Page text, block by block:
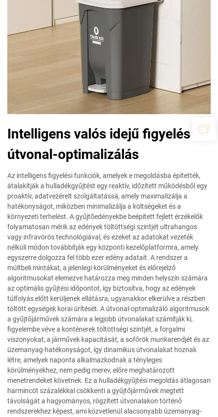
Intelligens valós idejű figyelés és
útvonal-optimalizálás
Az intelligens figyelési funkciók, amelyek e megoldásba építették,
átalakítják a hulladékgyűjtést egy reaktív, időzített működésből egy
proaktív, adatvezérelt szolgáltatássá, amely maximalizálja a
hatékonyságot, miközben minimalizálja a költségeket és a
környezeti terhelést. A gyűjtőedényekbe beépített fejlett érzékelők
folyamatosan mérik az edények töltöttségi szintjét ultrahangos
vagy infravörös technológiával, és ezeket az adatokat vezeték
nélküli módon továbbítják egy központi kezelőplatformra, amely
egyszerre dolgozza fel több ezer edény adatait. A rendszer a
múltbeli mintákat, a jelenlegi körülményeket és előrejelző
algoritmusokat elemezve határozza meg minden helyszín számára
az optimális gyűjtési időpontot, így biztosítva, hogy az edények
túlfolyás előtt kerüljenek ellátásra, ugyanakkor elkerülve a részben
töltött egységek korai ürítését. A útvonal-optimalizáló algoritmusok
a gyűjtőjárművek számára a legjobb útvonalakat számítják ki,
figyelembe véve a konténerek töltöttségi szintjét, a forgalmi
viszonyokat, a járművek kapacitását, a sofőrök munkarendjét és az
üzemanyag-hatékonyságot, így dinamikus útvonalakat hoznak
létre, amelyek naponta alkalmazkodnak a tényleges
körülményekhez, nem pedig merev, előre meghatározott
menetrendeket követnek. Ez a hulladékgyűjtési megoldás átlagosan
harmincöt százalékkal csökkenti a gyűjtőjárművek megtett
távolságát a hagyományos, rögzített útvonalakon történő
rendszerekhez képest, ami közvetlenül alacsonyabb üzemanyag-